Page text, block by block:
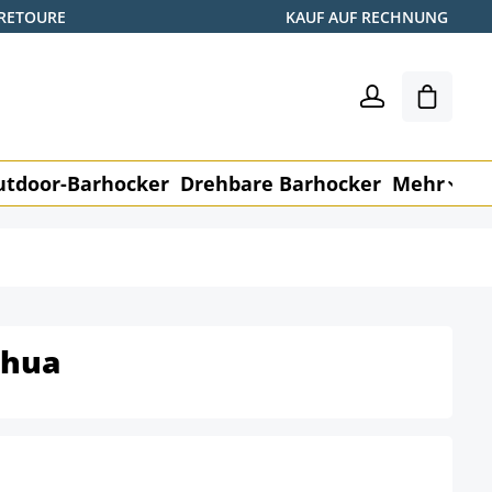
KAUF AUF RECHNUNG
Barhocker Drehbare Barhocker Mehr